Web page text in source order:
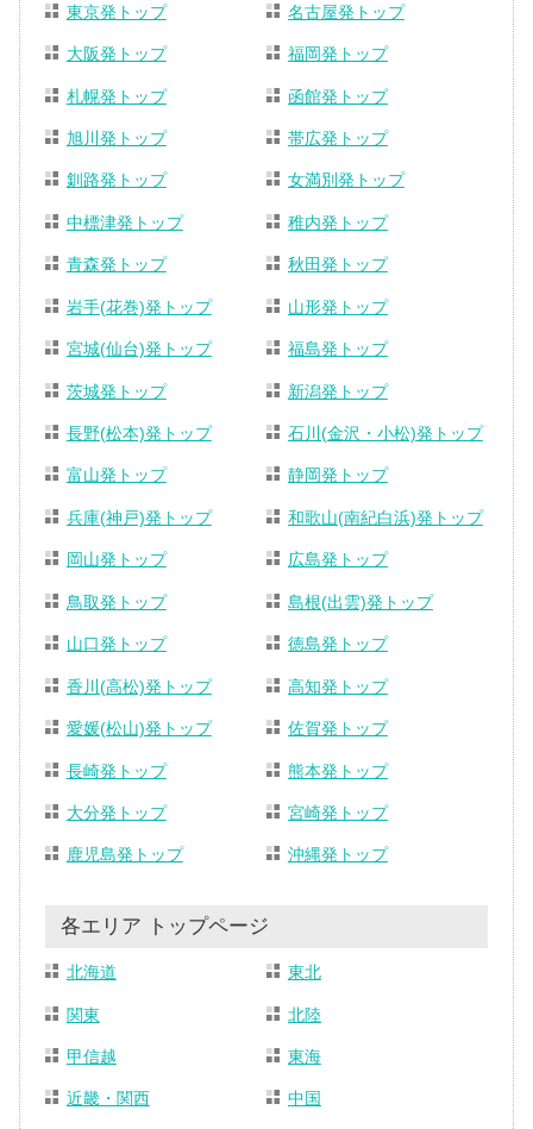
東京発トップ 名古屋発トップ
大阪発トップ 福岡発トップ
札幌発トップ 函館発トップ
旭川発トップ 帯広発トップ
釧路発トップ 女満別発トップ
中標津発トップ 稚内発トップ
青森発トップ 秋田発トップ
岩手(花巻)発トップ 山形発トップ
宮城(仙台)発トップ 福島発トップ
茨城発トップ 新潟発トップ
長野(松本)発トップ 石川(金沢・小松)発トップ
富山発トップ 静岡発トップ
兵庫(神戸)発トップ 和歌山(南紀白浜)発トップ
岡山発トップ 広島発トップ
鳥取発トップ 島根(出雲)発トップ
山口発トップ 徳島発トップ
香川(高松)発トップ 高知発トップ
愛媛(松山)発トップ 佐賀発トップ
長崎発トップ 熊本発トップ
大分発トップ 宮崎発トップ
鹿児島発トップ 沖縄発トップ
各エリア トップページ
北海道 東北
関東 北陸
甲信越 東海
近畿・関西 中国